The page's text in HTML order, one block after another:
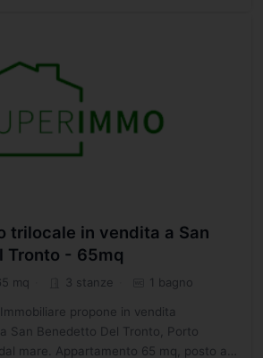
trilocale in vendita a San
Tronto - 65mq
mq 3 stanze 1 bagno
propone in vendita
San Benedetto Del Tronto, Porto
mare. Appartamento 65 mq, posto al